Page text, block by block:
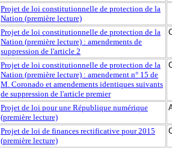
Projet de loi constitutionnelle de protection de la
Nation (première lecture)
Projet de loi constitutionnelle de protection de la
Nation (première lecture) : amendements de
suppression de l'article 2
Projet de loi constitutionnelle de protection de la
Nation (première lecture) : amendement n° 15 de
M. Coronado et amendements identiques suivants
de suppression de l'article premier
Projet de loi pour une République numérique
(première lecture)
Projet de loi de finances rectificative pour 2015
(première lecture)